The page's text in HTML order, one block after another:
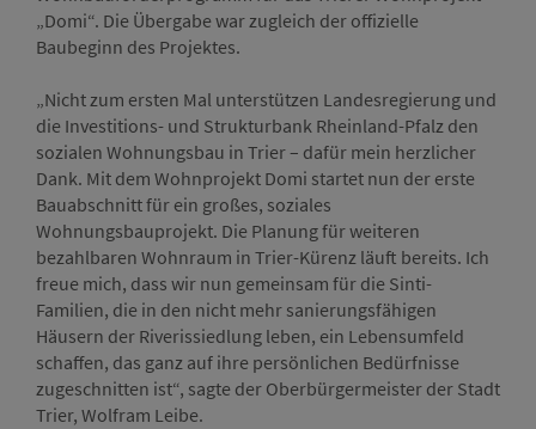
„Domi“. Die Übergabe war zugleich der offizielle
Baubeginn des Projektes.
„Nicht zum ersten Mal unterstützen Landesregierung und
die Investitions- und Strukturbank Rheinland-Pfalz den
sozialen Wohnungsbau in Trier – dafür mein herzlicher
Dank. Mit dem Wohnprojekt Domi startet nun der erste
Bauabschnitt für ein großes, soziales
Wohnungsbauprojekt. Die Planung für weiteren
bezahlbaren Wohnraum in Trier-Kürenz läuft bereits. Ich
freue mich, dass wir nun gemeinsam für die Sinti-
Familien, die in den nicht mehr sanierungsfähigen
Häusern der Riverissiedlung leben, ein Lebensumfeld
schaffen, das ganz auf ihre persönlichen Bedürfnisse
zugeschnitten ist“, sagte der Oberbürgermeister der Stadt
Trier, Wolfram Leibe.